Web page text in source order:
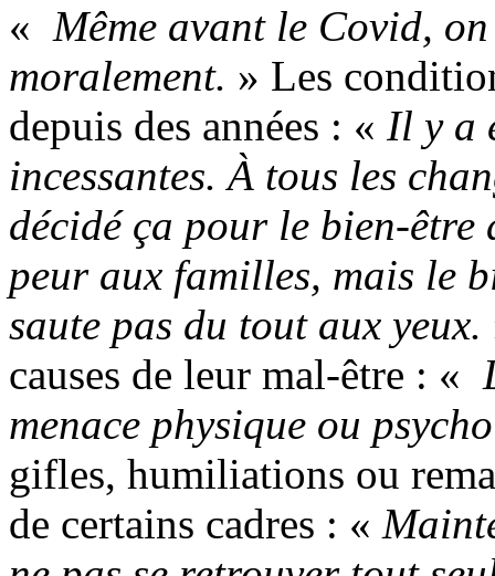
« Même avant le Covid,
moralement. » Les
depuis des années : « Il y a
incessantes. À tous les
décidé ça pour le bien-être
peur aux familles, mais le
saute pas du tout aux yeux.
causes de leur mal-être : «
menace physique ou
gifles, humiliations ou
de certains cadres : «